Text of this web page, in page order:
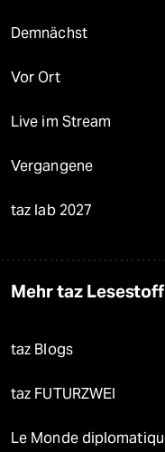
Demnächst
Vor Ort
Live im Stream
Vergangene
taz lab 2027
Mehr taz Lesestoff
taz Blogs
taz FUTURZWEI
Le Monde